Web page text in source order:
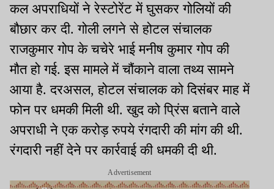
कल अपराधियों ने रेस्टोरेंट में घुसकर गोलियों की
बौछार कर दी. गोली लगने से होटल संचालक
राजकुमार गोप के चचेरे भाई मनीष कुमार गोप की
मौत हो गई. इस मामले में चौंकाने वाला तथ्य सामने
आया है. दरअसल, होटल संचालक को दिसंबर माह में
फोन पर धमकी मिली थी. खुद को प्रिंस बताने वाले
अपराधी ने एक करोड़ रुपये रंगदारी की मांग की थी.
रंगदारी नहीं देने पर कार्रवाई की धमकी दी थी.
Advertisement